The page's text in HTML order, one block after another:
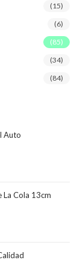
(15)
(6)
(85)
(34)
(84)
Auto
La Cola 13cm